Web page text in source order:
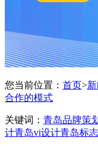
您当前位置： 首页>
合作的模式
关键词： 青岛品牌策划
计青岛vi设计青岛标